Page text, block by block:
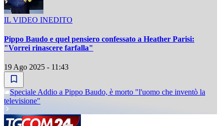
IL VIDEO INEDITO
Pippo Baudo e quel pensiero confessato a Heather Parisi:
"Vorrei rinascere farfalla"
19 Ago 2025 - 11:43
Speciale Addio a Pippo Baudo, è morto "l'uomo che inventò la
televisione"